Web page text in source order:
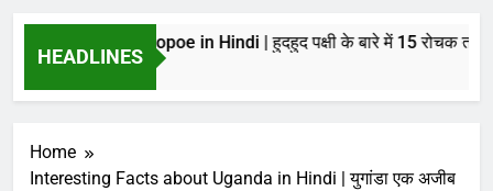
HEADLINES
about Hoopoe in Hindi | हुदहुद पक्षी के बारे में 15 रोचक तथ्य
Home
Interesting Facts about Uganda in Hindi | युगांडा एक अजीब